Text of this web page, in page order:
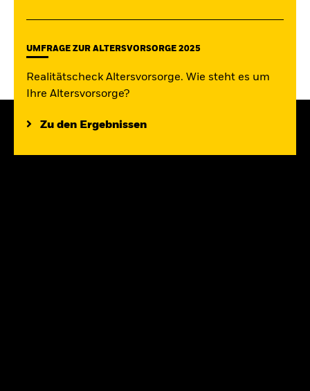
UMFRAGE ZUR ALTERSVORSORGE 2025
Realitätscheck Altersvorsorge. Wie steht es um
Ihre Altersvorsorge?
Zu den Ergebnissen